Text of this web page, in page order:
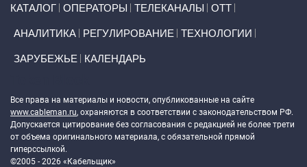
КАТАЛОГ ОПЕРАТОРЫ ТЕЛЕКАНАЛЫ ОТТ
АНАЛИТИКА РЕГУЛИРОВАНИЕ ТЕХНОЛОГИИ
ЗАРУБЕЖЬЕ КАЛЕНДАРЬ
Все права на материалы и новости, опубликованные на сайте
www.cableman.ru, охраняются в соответствии с законодательством РФ.
Допускается цитирование без согласования с редакцией не более трети
от объема оригинального материала, с обязательной прямой
гиперссылкой.
©2005 - 2026 «Кабельщик»